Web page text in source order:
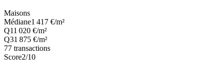
Maisons
Médiane1 417 €/m²
Q11 020 €/m²
Q31 875 €/m²
77 transactions
Score2/10